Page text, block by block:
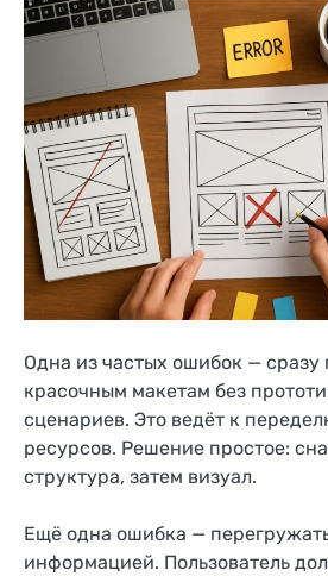
Одна из частых ошибок — сразу
красочным макетам без
сценариев. Это ведёт к
ресурсов. Решение простое:
структура, затем визуал.
Ещё одна ошибка —
информацией. Пользователь